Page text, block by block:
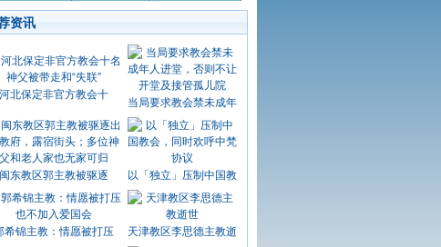
资讯
河北保定非官方教会十
当局要求教会禁未成年
闽东教区郭主教被驱逐 以「独立」压制中国教
希锦主教：情愿被打压 天津教区李思德主教逝